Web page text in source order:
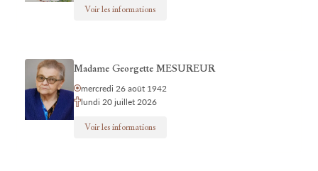
Voir les informations
Madame Georgette MESUREUR
mercredi 26 août 1942
lundi 20 juillet 2026
Voir les informations